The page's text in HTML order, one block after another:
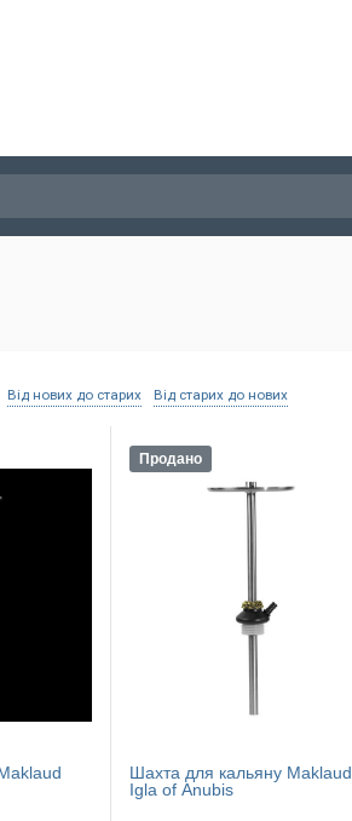
Від нових до старих Від старих до нових
Продано
Шахта для кальяну Maklaud
Igla of Anubis